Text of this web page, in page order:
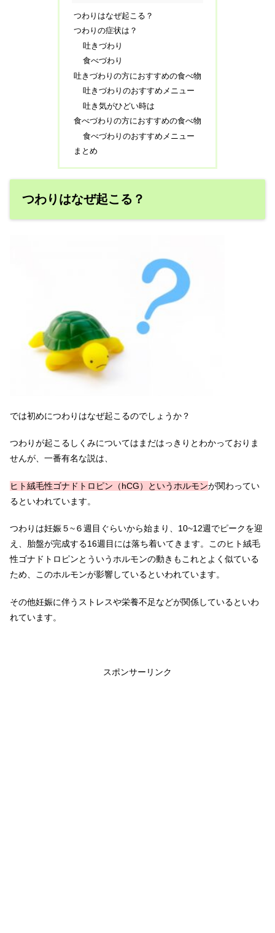
つわりはなぜ起こる？
つわりの症状は？
吐きづわり
食べづわり
吐きづわりの方におすすめの食べ物
吐きづわりのおすすめメニュー
吐き気がひどい時は
食べづわりの方におすすめの食べ物
食べづわりのおすすめメニュー
まとめ
つわりはなぜ起こる？
では初めにつわりはなぜ起こるのでしょうか？
つわりが起こるしくみについてはまだはっきりとわかっておりま
せんが、一番有名な説は、
ヒト絨毛性ゴナドトロピン（hCG）というホルモンが関わってい
るといわれています。
つわりは妊娠５~６週目ぐらいから始まり、10~12週でピークを迎
え、胎盤が完成する16週目には落ち着いてきます。このヒト絨毛
性ゴナドトロピンとういうホルモンの動きもこれとよく似ている
ため、このホルモンが影響しているといわれています。
その他妊娠に伴うストレスや栄養不足などが関係しているといわ
れています。
スポンサーリンク